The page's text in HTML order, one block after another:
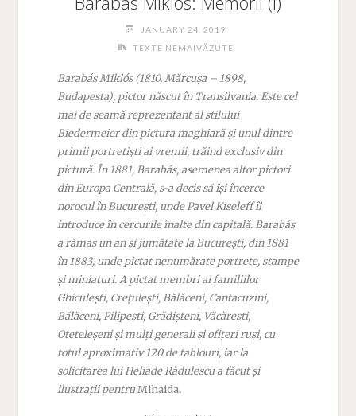
JANUARY 24, 2019
TEXTE NEMAIVĂZUTE
Barabás Miklós(1810, Mărcușa – 1898,
Budapesta), pictor născut în Transilvania. Este cel
mai de seamă reprezentant al stilului
Biedermeier din pictura maghiară și unul dintre
primii portretişti ai vremii, trăind exclusiv din
pictură.În 1881, Barabás, asemenea altor pictori
din Europa Centrală, s-a decis să își încerce
norocul în București, unde Pavel Kiseleff îl
introduce în cercurile înalte din capitală.Barabás
a rămas un an și jumătate la București, din 1881
în 1883, unde pictat nenumărate portrete, stampe
și miniaturi.A pictat membri ai familiilor
Ghiculești, Crețulești, Bălăceni, Cantacuzini,
Bălăceni, Filipești, Grădișteni, Văcărești,
Oteteleșeni și mulți generali și ofițeri ruși, cu
totul aproximativ 120 de tablouri, iar la
solicitarea lui Heliade Rădulescu a făcut și
ilustrații pentruMihaida.